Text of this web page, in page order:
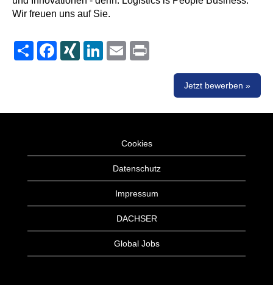
Wir freuen uns auf Sie.
Share FacebookXING LinkedInEmail
Jetzt bewerben »
Cookies
Datenschutz
Impressum
DACHSER
Global Jobs